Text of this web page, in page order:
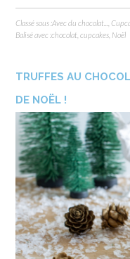
Classé sous :Avec du chocolat... ,
Balisé avec :chocolat ,cupcakes Noël
TRUFFES AU
DE NOËL !